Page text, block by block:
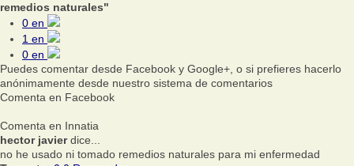
remedios naturales"
0 en
1 en
0 en
Puedes comentar desde Facebook y Google+, o si prefieres hacerlo
anónimamente desde nuestro sistema de comentarios
Comenta en Facebook
Comenta en Innatia
hector javierdice...
no he usado ni tomado remedios naturales para mi enfermedad